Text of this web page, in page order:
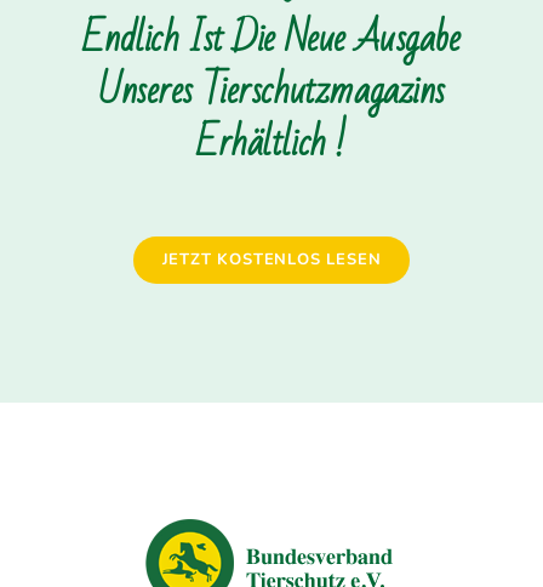
Endlich Ist Die Neue Ausgabe
Unseres Tierschutzmagazins
Erhältlich !
JETZT KOSTENLOS LESEN